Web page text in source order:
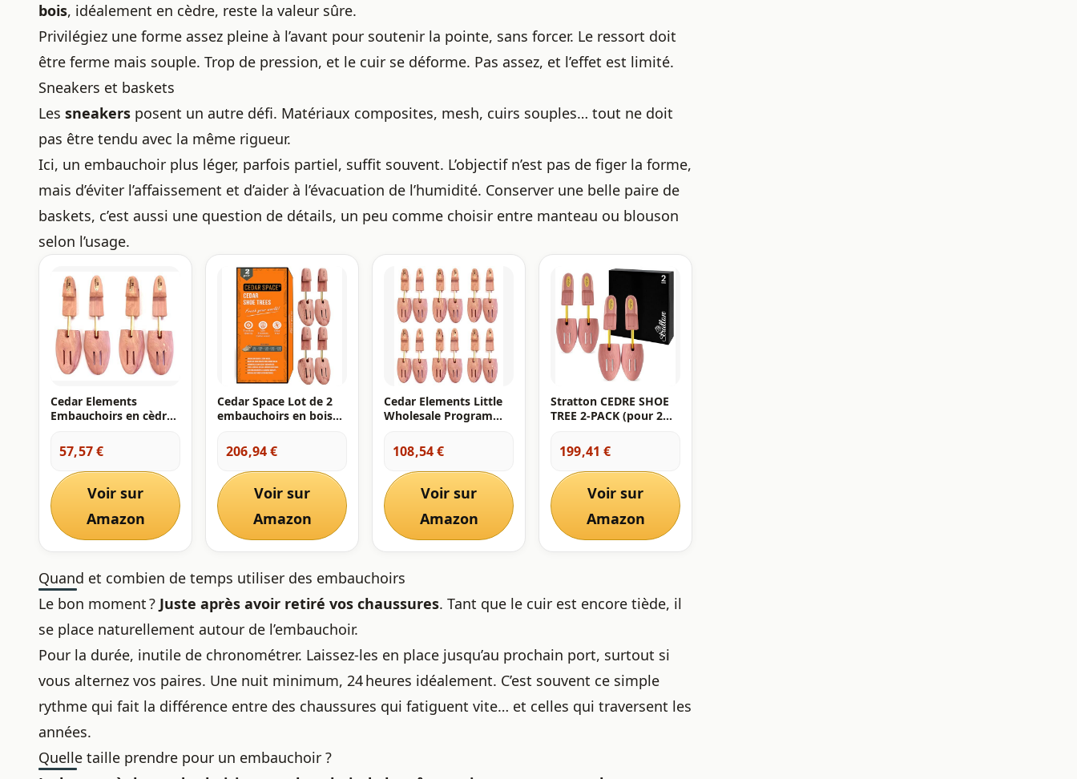
bois, idéalement en cèdre, reste la valeur sûre.
Privilégiez une forme assez pleine à l’avant pour soutenir la pointe, sans forcer. Le ressort doit
être ferme mais souple. Trop de pression, et le cuir se déforme. Pas assez, et l’effet est limité.
Sneakers et baskets
Les sneakers posent un autre défi. Matériaux composites, mesh, cuirs souples… tout ne doit
pas être tendu avec la même rigueur.
Ici, un embauchoir plus léger, parfois partiel, suffit souvent. L’objectif n’est pas de figer la forme,
mais d’éviter l’affaissement et d’aider à l’évacuation de l’humidité. Conserver une belle paire de
baskets, c’est aussi une question de détails, un peu comme choisir entre manteau ou blouson
selon l’usage.
Cedar Elements
Embauchoirs en cèdre
57,57 €
Voir sur
Amazon
Cedar Space Lot de 2
embauchoirs en bois
tailles, embauchoirs
pour hommes,
baskets, bottes,
Couleur bois d'origine,
Small (Fits Shoe Sizes
6.5 - 8.5)
206,94 €
Voir sur
Amazon
Cedar Elements Little
Wholesale Program
d'embauchoirs en
cèdre Taille XXL
108,54 €
Voir sur
Amazon
Stratton CEDRE SHOE
TREE 2-PACK (pour 2
Large / 10.05 à 11.05 2
paires, Full Toe
199,41 €
Voir sur
Amazon
Quand et combien de temps utiliser des embauchoirs
Le bon moment ? Juste après avoir retiré vos chaussures. Tant que le cuir est encore tiède, il
se place naturellement autour de l’embauchoir.
Pour la durée, inutile de chronométrer. Laissez-les en place jusqu’au prochain port, surtout si
vous alternez vos paires. Une nuit minimum, 24 heures idéalement. C’est souvent ce simple
rythme qui fait la différence entre des chaussures qui fatiguent vite… et celles qui traversent les
années.
Quelle taille prendre pour un embauchoir ?